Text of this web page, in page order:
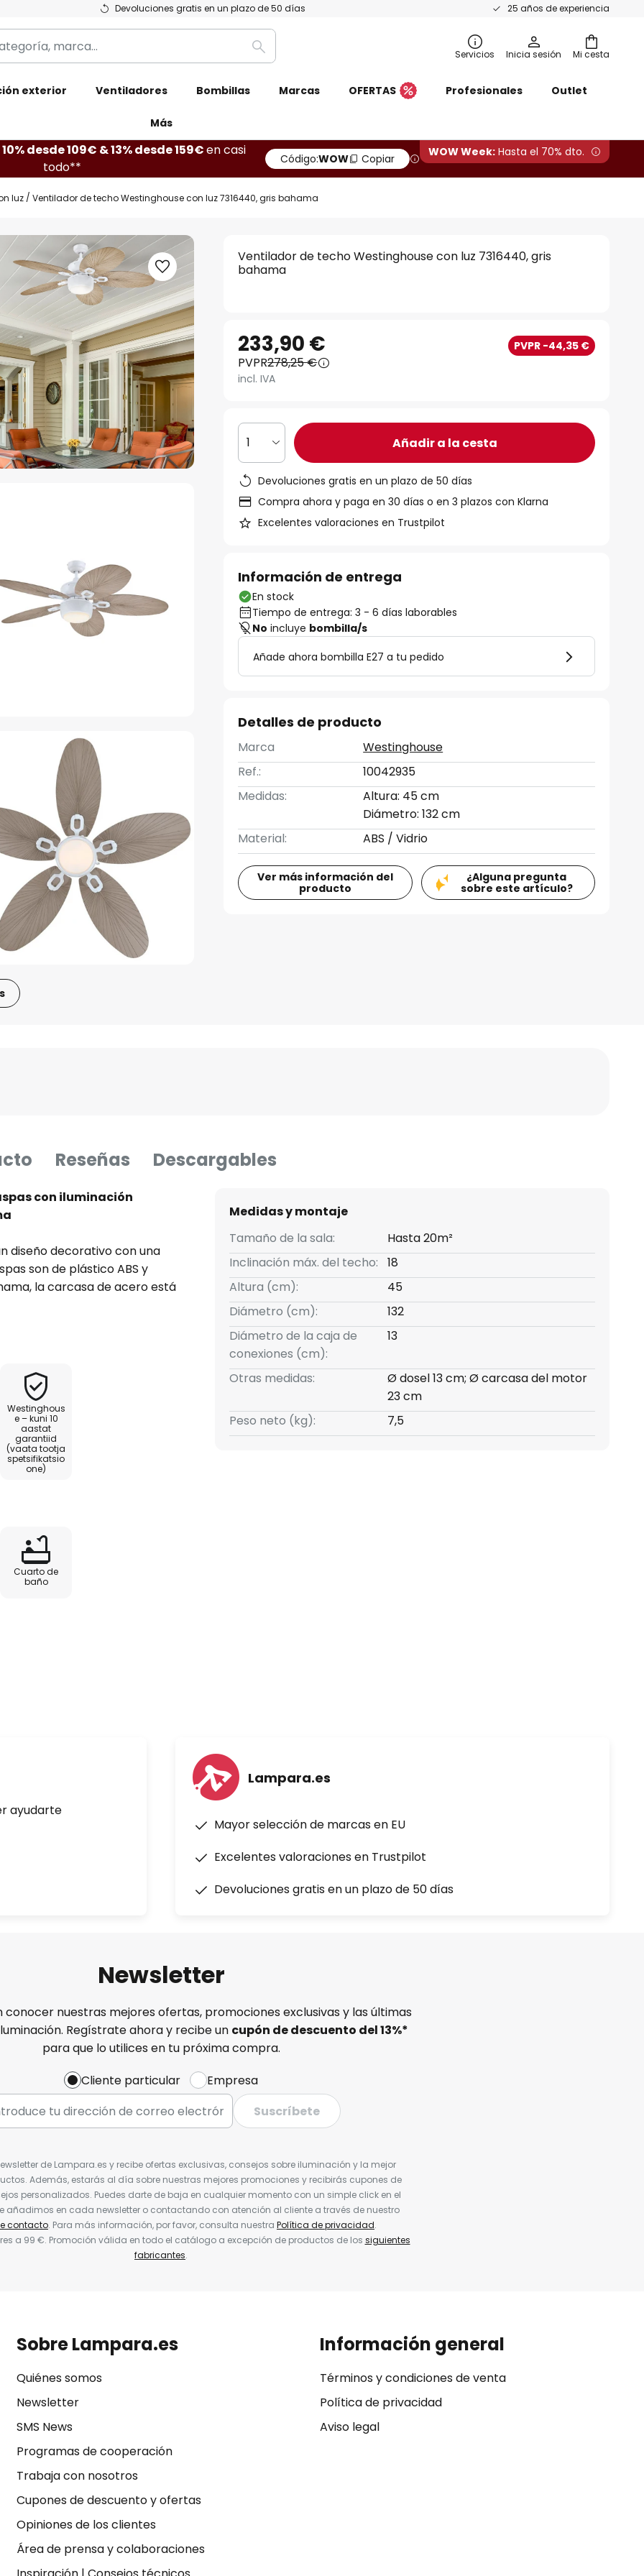
Devoluciones gratis en un plazo de 50 días 25 años de experiencia
Mi cesta
Buscar Servicios Inicia sesión
exterior Ventiladores Bombillas Marcas OFERTAS Profesionales Outlet
Más
10% desde 109€ & 13% desde 159€en casi
todo**
Código:WOW Copiar WOW Week: Hasta el 70% dto.
luz Ventilador de techo Westinghouse con luz 7316440, gris bahama
Ventilador de techo Westinghouse con luz 7316440, gris
bahama
233,90 € PVPR -44,35 €
PVPR278,25 €
incl. IVA
1 Añadir a la cesta
Devoluciones gratis en un plazo de 50 días
Compra ahora y paga en 30 días o en 3 plazos con Klarna
Excelentes valoraciones en Trustpilot
Información de entrega
En stock
Tiempo de entrega: 3 - 6 días laborables
No incluye bombilla/s
Añade ahora bombilla E27 a tu pedido
Detalles de producto
Marca
Westinghouse
Ref.:
10042935
Medidas:
Altura: 45 cm
Diámetro: 132 cm
Material:
ABS / Vidrio
Ver más información del
producto
¿Alguna pregunta
sobre este artículo?
Reseñas Descargables
con iluminación
diseño decorativo con una
son de plástico ABS y
la carcasa de acero está
es opalina. La lámpara
de tirador.
ellos se pueden ajustar las
iluminación.
invierno. Conmutable
apto para dormitorios y
Westinghous
e – kuni 10
aastat
garantiid
(vaata tootja
spetsifikatsio
one)
Cuarto de
baño
Medidas y montaje
Tamaño de la sala:
Hasta 20m²
Inclinación máx. del techo:
18
Altura (cm):
45
Diámetro (cm):
132
Diámetro de la caja de
conexiones (cm):
13
Otras medidas:
Ø dosel 13 cm; Ø carcasa del motor
23 cm
Peso neto (kg):
7,5
ayudarte
Lampara.es
Mayor selección de marcas en EU
Excelentes valoraciones en Trustpilot
Devoluciones gratis en un plazo de 50 días
Newsletter
conocer nuestras mejores ofertas, promociones exclusivas y las últimas
Regístrate ahora y recibe un cupón de descuento del13%*
para que lo utilices en tu próxima compra.
Cliente particular
Empresa
Suscríbete
de Lampara.es y recibe ofertas exclusivas, consejos sobre iluminación y la mejor
Además, estarás al día sobre nuestras mejores promociones y recibirás cupones de
personalizados. Puedes darte de baja en cualquier momento con un simple click en el
añadimos en cada newsletter o contactando con atención al cliente a través de nuestro
contacto. Para más información, por favor, consulta nuestra Política de privacidad.
a 99 €. Promoción válida en todo el catálogo a excepción de productos de los siguientes
fabricantes.
Sobre Lampara.es
Quiénes somos
Newsletter
SMS News
Programas de cooperación
Trabaja con nosotros
Cupones de descuento y ofertas
Opiniones de los clientes
Área de prensa y colaboraciones
Información general
Términos y condiciones de venta
Política de privacidad
Aviso legal